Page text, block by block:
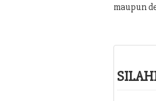
maupun